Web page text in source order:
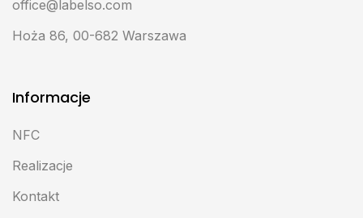
office@labelso.com
Hoża 86, 00-682 Warszawa
Informacje
NFC
Realizacje
Kontakt